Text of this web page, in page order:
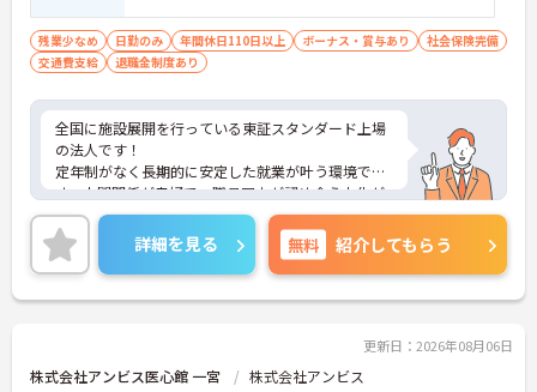
残業少なめ 日勤のみ 年間休日110日以上 ボーナス・賞与あり
社会保険完備
交通費支給
退職金制度あり
全国に施設展開を行っている東証スタンダード上場
の法人です！
定年制がなく長期的に安定した就業が叶う環境で
す。人間関係が良好で、職員同士が認め合う文化が
根付いています。
ご興味のある方には、面接対策ポイントなど、さら
に詳細をご案内しますのでお気軽にご相談くださ
い！
詳細を見る 無料 紹介してもらう
更新日：2026年08月06日
株式会社アンビス医心館 一宮 株式会社アンビス